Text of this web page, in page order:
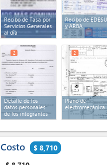
Recibo de Tasa por
Servicios Generales
al día
Recibo de
y ARBA
Detalle de los
datos personales
de los integrantes
2
Plano de
electromecánica
2
Costo $ 8,710